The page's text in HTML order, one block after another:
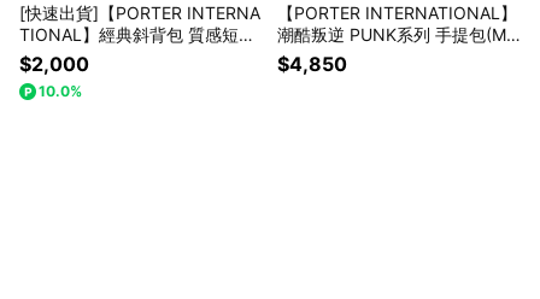
[快速出貨]【PORTER INTERNA
TIONAL】經典斜背包 質感短夾
禮 日常手提包(LINE禮物獨家送
品牌PIN)
$2,000
10.0%
【PORTER INTERNATIONAL】
潮酷叛逆 PUNK系列 手提包(M)
(藍色)
$4,850